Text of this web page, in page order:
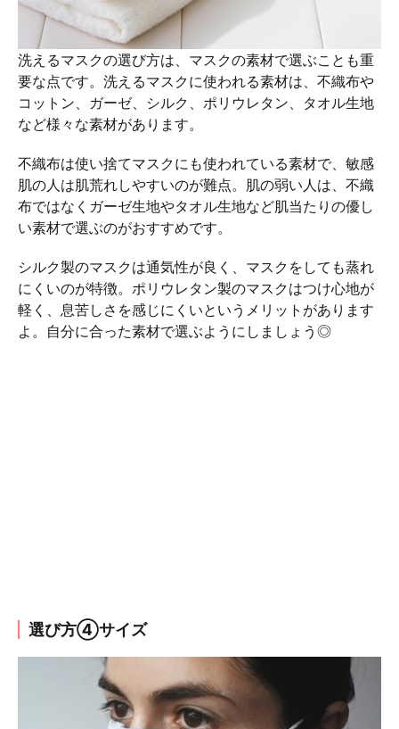
洗えるマスクの選び方は、マスクの素材で選ぶことも重
要な点です。洗えるマスクに使われる素材は、不織布や
コットン、ガーゼ、シルク、ポリウレタン、タオル生地
など様々な素材があります。
不織布は使い捨てマスクにも使われている素材で、敏感
肌の人は肌荒れしやすいのが難点。肌の弱い人は、不織
布ではなくガーゼ生地やタオル生地など肌当たりの優し
い素材で選ぶのがおすすめです。
シルク製のマスクは通気性が良く、マスクをしても蒸れ
にくいのが特徴。ポリウレタン製のマスクはつけ心地が
軽く、息苦しさを感じにくいというメリットがあります
よ。自分に合った素材で選ぶようにしましょう◎
選び方④サイズ